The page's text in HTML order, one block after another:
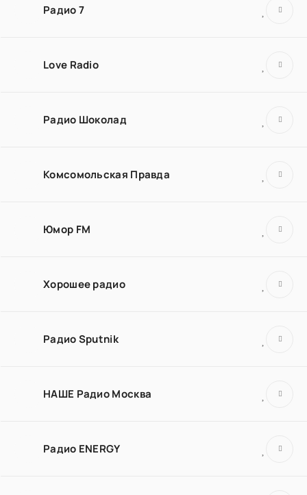
Радио 7
Love Radio
Радио Шоколад
Комсомольская Правда
Юмор FM
Хорошее радио
Радио Sputnik
НАШЕ Радио Москва
Радио ENERGY